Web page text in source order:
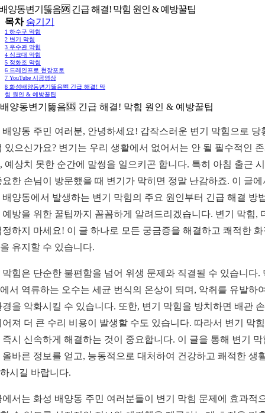
양동변기뚫음🆘 긴급 해결! 막힘 원인 & 예방꿀팁
목차 숨기기
1 하수구 막힘
2 변기 막힘
3 우수관 막힘
4 싱크대 막힘
5 정화조 막힘
6 드레인프로 현장포토
7 YouTube 시공영상
8 화성배양동변기뚫음🆘 긴급 해결! 막
힘 원인 & 예방꿀팁
양동변기뚫음🆘 긴급 해결! 막힘 원인 & 예방꿀팁
배양동 주민 여러분, 안녕하세요! 갑작스러운 변기 막힘으로 당
있으신가요? 변기는 우리 생활에서 없어서는 안 될 필수적인
예상치 못한 순간에 말썽을 일으키곤 합니다. 특히 아침 출근
요한 손님이 방문했을 때 변기가 막히면 정말 난감하죠. 이 글에
배양동에서 발생하는 변기 막힘의 주요 원인부터 긴급 해결 방
예방을 위한 꿀팁까지 꼼꼼하게 알려드리겠습니다. 변기 막힘,
정하지 마세요! 이 글 하나로 모든 궁금증을 해결하고 쾌적한
유지할 수 있습니다.
막힘은 단순한 불편함을 넘어 위생 문제와 직결될 수 있습니다.
서 역류하는 오수는 세균 번식의 온상이 되며, 악취를 유발하
경을 악화시킬 수 있습니다. 또한, 변기 막힘을 방치하면 배관
어져 더 큰 수리 비용이 발생할 수도 있습니다. 따라서 변기 막
즉시 신속하게 해결하는 것이 중요합니다. 이 글을 통해 변기 막
올바른 정보를 얻고, 능동적으로 대처하여 건강하고 쾌적한 생
시길 바랍니다.
에서는 화성 배양동 주민 여러분들이 변기 막힘 문제에 효과적